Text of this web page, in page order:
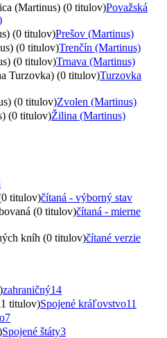
(Martinus) (0 titulov)Považská
(0 titulov)Prešov (Martinus)
(0 titulov)Trenčín (Martinus)
(0 titulov)Trnava (Martinus)
Turzovka) (0 titulov)Turzovka
(0 titulov)Zvolen (Martinus)
(0 titulov)Žilina (Martinus)
titulov)čítaná - výborný stav
(0 titulov)čítaná - mierne
kníh (0 titulov)čítané verzie
zahraničný14
titulov)Spojené kráľovstvo11
7
Spojené štáty3